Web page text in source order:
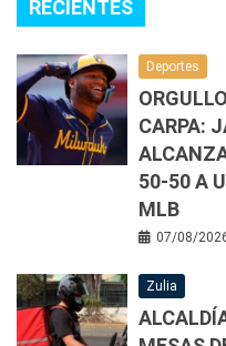
RECIENTES
Deportes
CARPA:
50-50 A
MLB
07/08/
Zulia